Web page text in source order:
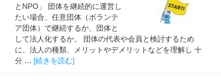
とNPO」 団体を継続的に運営し
たい場合、任意団体（ボランテ
ア団体）で継続するか、団体と
して法人化するか。 団体の代表や会員と検討するため
に、法人の種類、メリットやデメリットなどを理解し 十
分 … [続きを読む]